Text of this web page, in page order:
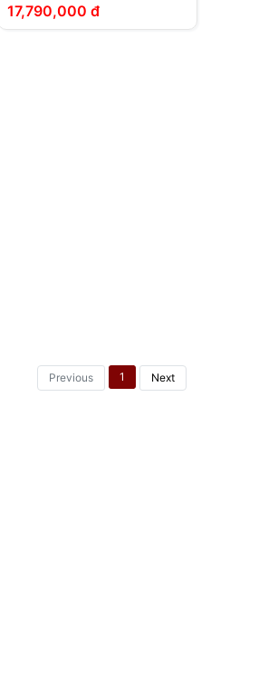
17,790,000 đ
Previous 1 Next